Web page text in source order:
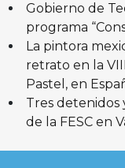
Gobierno de
programa
La pintora
retrato en la
Pastel, en
Tres detenidos
de la FESC en